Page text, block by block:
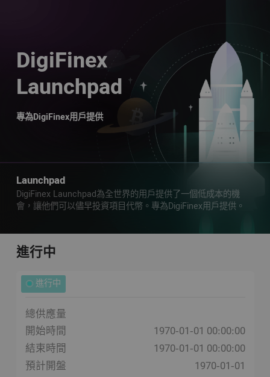
DigiFinex
Launchpad
專為DigiFinex用戶提供
Launchpad
DigiFinex Launchpad為全世界的用戶提供了一個低成本的機
會，讓他們可以儘早投資項目代幣。專為DigiFinex用戶提供。
進行中
進行中
總供應量
開始時間
結束時間
預計開盤
1970-01-01 00:00:00
1970-01-01 00:00:00
1970-01-01